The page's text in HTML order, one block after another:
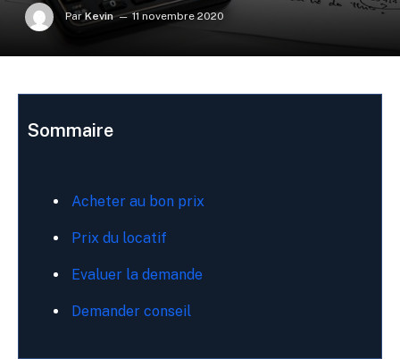
Par Kevin 11 novembre 2020
Sommaire
Acheter au bon prix
Prix du locatif
Evaluer la demande
Demander conseil